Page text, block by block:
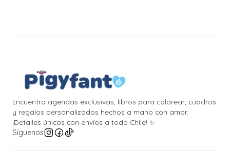
Encuentra agendas exclusivas, libros para colorear, cuadros
y regalos personalizados hechos a mano con amor.
¡Detalles únicos con envíos a todo Chile! ✨
Síguenos